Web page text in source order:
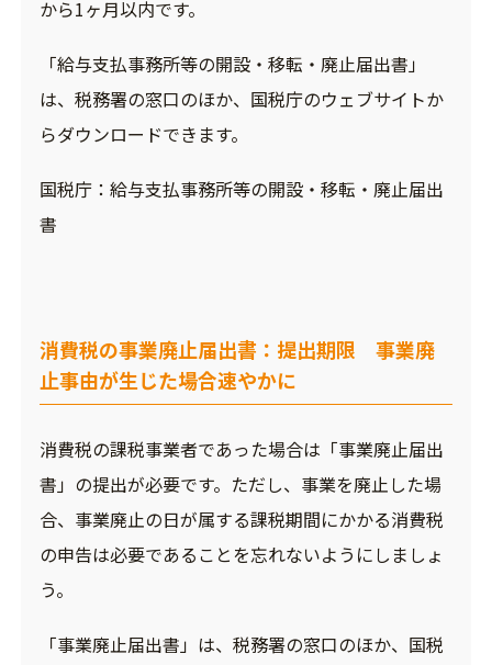
から1ヶ月以内です。
「給与支払事務所等の開設・移転・廃止届出書」
は、税務署の窓口のほか、国税庁のウェブサイトか
らダウンロードできます。
国税庁： 給与支払事務所等の開設・移転・廃止届出
書
消費税の事業廃止届出書：提出期限 事業廃
止事由が生じた場合速やかに
消費税の課税事業者であった場合は「事業廃止届出
書」の提出が必要です。ただし、事業を廃止した場
合、事業廃止の日が属する課税期間にかかる消費税
の申告は必要であることを忘れないようにしましょ
う。
「事業廃止届出書」は、税務署の窓口のほか、国税